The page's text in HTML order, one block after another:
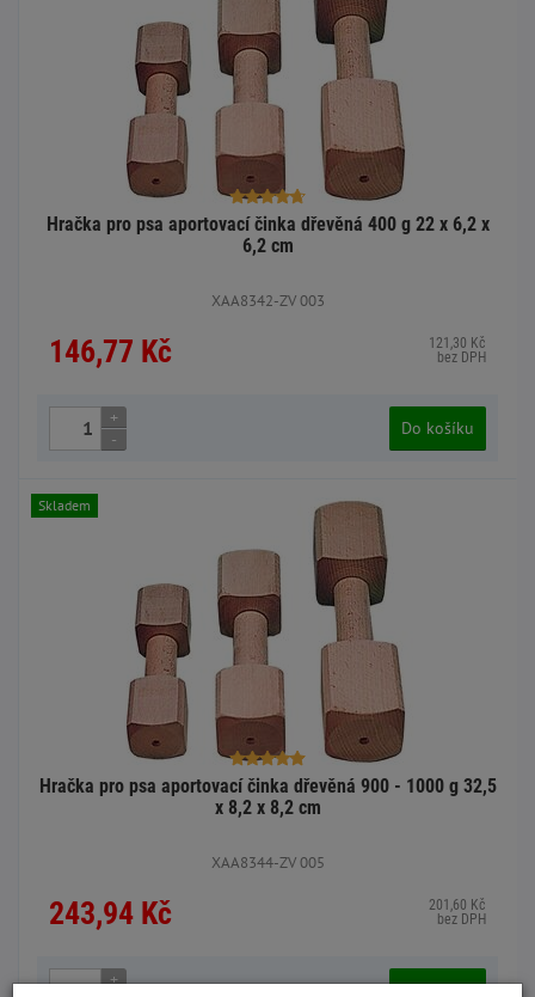
Hračka pro psa aportovací činka dřevěná 400 g 22 x 6,2 x
6,2 cm
XAA8342-ZV 003
146,77 Kč
121,30 Kč
bez DPH
+
-
Do košíku
Hračka pro psa aportovací činka dřevěná 900 - 1000 g 32,5
x 8,2 x 8,2 cm
XAA8344-ZV 005
243,94 Kč
201,60 Kč
bez DPH
Skladem
+
Do košíku